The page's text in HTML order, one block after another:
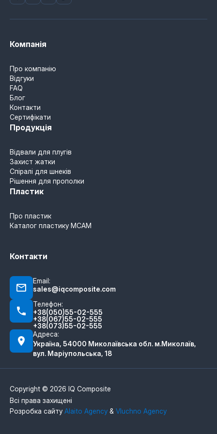
Компанія
Про компанію
Відгуки
FAQ
Блог
Контакти
Сертифікати
Продукція
Відвали для плугів
Захист жатки
Спіралі для шнеків
Рішення для прополки
Пластик
Про пластик
Каталог пластику MCAM
Контакти
Email:
sales@iqcomposite.com
Телефон:
+38(050)55-02-555
+38(067)55-02-555
+38(073)55-02-555
Адреса:
Україна, 54000 Миколаївська обл. м.Миколаїв,
вул. Маріупольська, 18
Copyright © 2026 IQ Composite
Всі права захищені
Розробка сайту Alaito Agency & Vluchno Agency